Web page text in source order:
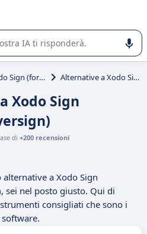
o nella scelta di un
Xodo Sign (formerly eversign) Alternative a Xodo Sign (formerly eversign)
Xodo Sign
di +200 recensioni
alternative a Xodo Sign
sei nel posto giusto. Qui di
consigliati che sono i